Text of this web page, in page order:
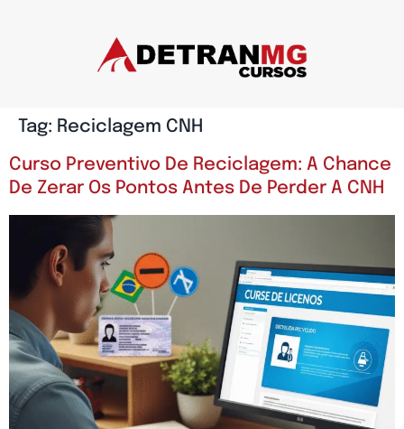
Tag: Reciclagem CNH
Curso Preventivo De Reciclagem: A Chance
De Zerar Os Pontos Antes De Perder A CNH